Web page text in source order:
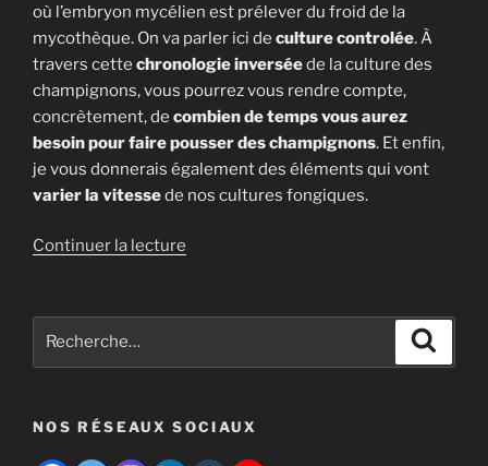
où l’embryon mycélien est prélever du froid de la
mycothèque. On va parler ici de culture controlée. À
travers cette chronologie inverséede la culture des
champignons, vous pourrez vous rendre compte,
concrètement, de combien de temps vous aurez
besoin pour faire pousser des champignons. Et enfin,
je vous donnerais également des éléments qui vont
varier la vitessede nos cultures fongiques.
Continuer la lecture
temps
faire
NOS RÉSEAUX SOCIAUX